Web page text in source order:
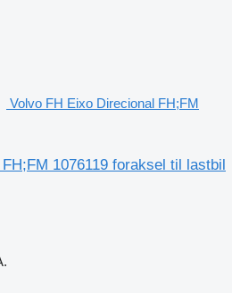
Volvo FH Eixo Direcional FH;FM
1076119 foraksel til lastbil